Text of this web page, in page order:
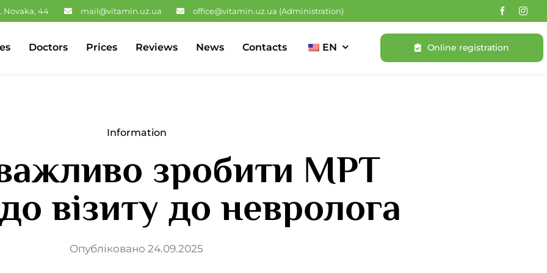
Novaka, 44 mail@vitamin.uz.ua office@vitamin.uz.ua (Administration)
Doctors Prices Reviews News Contacts EN Online registration
Information
зробити МРТ
візиту до невролога
Опубліковано 24.09.2025